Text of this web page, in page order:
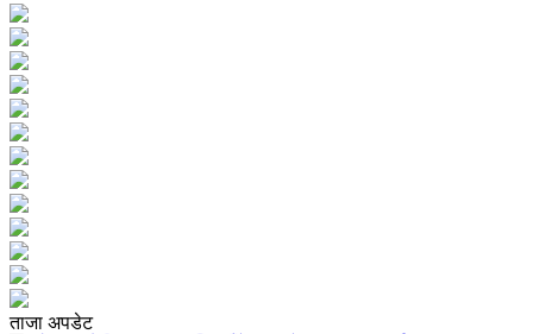
ताजा अपडेट